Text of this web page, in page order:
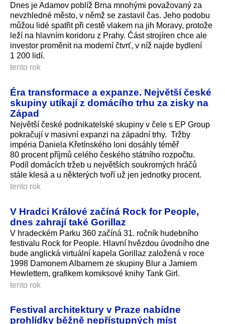
Dnes je Adamov poblíž Brna mnohými považovaný za
nevzhledné město, v němž se zastavil čas. Jeho podobu
můžou lidé spatřit při cestě vlakem na jih Moravy, protože
leží na hlavním koridoru z Prahy. Část strojíren chce ale
investor proměnit na moderní čtvrť, v níž najde bydlení
1 200 lidí.
tento rok
Éra transformace a expanze. Největší české
skupiny utíkají z domácího trhu za zisky na
Západ
Největší české podnikatelské skupiny v čele s EP Group
pokračují v masivní expanzi na západní trhy. Tržby
impéria Daniela Křetínského loni dosáhly téměř
80 procent příjmů celého českého státního rozpočtu.
Podíl domácích tržeb u největších soukromých hráčů
stále klesá a u některých tvoří už jen jednotky procent.
tento rok
V Hradci Králové začíná Rock for People,
dnes zahrají také Gorillaz
V hradeckém Parku 360 začíná 31. ročník hudebního
festivalu Rock for People. Hlavní hvězdou úvodního dne
bude anglická virtuální kapela Gorillaz založená v roce
1998 Damonem Albarnem ze skupiny Blur a Jamiem
Hewlettem, grafikem komiksové knihy Tank Girl.
tento rok
Festival architektury v Praze nabídne
prohlídky běžně nepřístupných míst